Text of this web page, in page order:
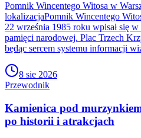
Pomnik Wincentego Witosa w
lokalizacjaPomnik Wincentego
22 września 1985 roku wpisał się
pamięci narodowej. Plac Trzech
będąc sercem systemu informacji
8 sie 2026
Przewodnik
Kamienica pod
po historii i atrakcjach